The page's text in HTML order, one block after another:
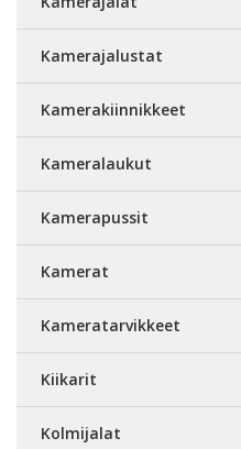
Kamerajalustat
Kamerakiinnikkeet
Kameralaukut
Kamerapussit
Kamerat
Kameratarvikkeet
Kiikarit
Kolmijalat